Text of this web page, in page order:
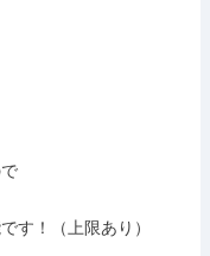
す！（上限あり）